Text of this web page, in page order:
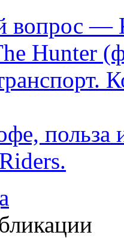
вопрос —
Hunter
польза